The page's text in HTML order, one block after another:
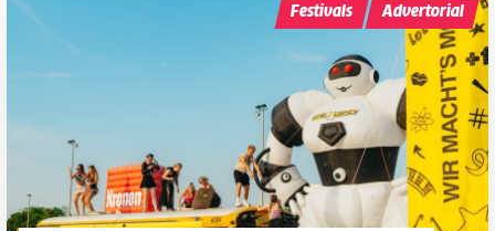
Festivals Advertorial